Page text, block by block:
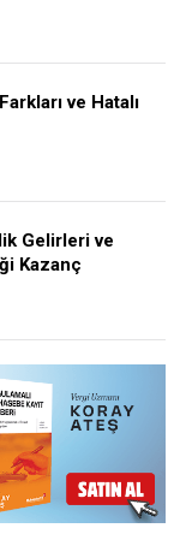
ve Hatalı
Gelirleri ve
Kazanç